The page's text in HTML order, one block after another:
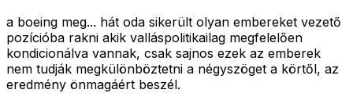
a boeing meg... hát oda sikerült olyan embereket vezető
pozícióba rakni akik valláspolitikailag megfelelően
kondicionálva vannak, csak sajnos ezek az emberek
nem tudják megkülönböztetni a négyszöget a körtől, az
eredmény önmagáért beszél.